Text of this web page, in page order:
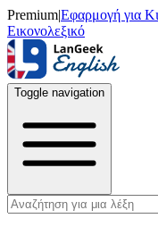
Premium|Εφαρμογή για
Εικονολεξικό
Toggle navigation